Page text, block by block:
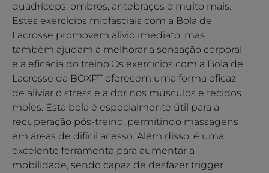
quadríceps, ombros, antebraços e muito mais.
Estes exercícios miofasciais com a Bola de
Lacrosse promovem alívio imediato, mas
também ajudam a melhorar a sensação corporal
e a eficácia do treino.Os exercícios com a Bola de
Lacrosse da BOXPT oferecem uma forma eficaz
de aliviar o stress e a dor nos músculos e tecidos
moles. Esta bola é especialmente útil para a
recuperação pós-treino, permitindo massagens
em áreas de difícil acesso. Além disso, é uma
excelente ferramenta para aumentar a
mobilidade, sendo capaz de desfazer trigger